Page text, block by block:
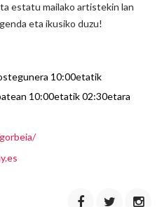
estatu mailako artistekin lan
eta ikusiko duzu!
10:00etatik
10:00etatik 02:30etara